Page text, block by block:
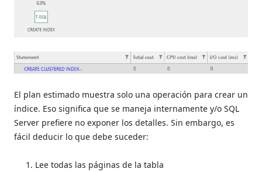
El plan estimado muestra solo una operación para crear un
índice. Eso significa que se maneja internamente y/o SQL
Server prefiere no exponer los detalles. Sin embargo, es
fácil deducir lo que debe suceder:
Lee todas las páginas de la tabla